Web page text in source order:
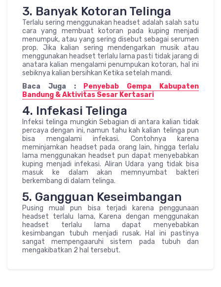
3. Banyak Kotoran Telinga
Terlalu sering menggunakan headset adalah salah satu
cara yang membuat kotoran pada kuping menjadi
menumpuk, atau yang sering disebut sebagai serumen
prop. Jika kalian sering mendengarkan musik atau
menggunakan headset terlalu lama pasti tidak jarang di
anatara kalian mengalami penumpukan kotoran, hal ini
sebiknya kalian bersihkan Ketika setelah mandi.
Baca Juga :
Penyebab Gempa Kabupaten
Bandung & Aktivitas Sesar Kertasari
4. Infekasi Telinga
Infeksi telinga mungkin Sebagian di antara kalian tidak
percaya dengan ini, namun tahu kah kalian telinga pun
bisa mengalami infekasi. Contohnya karena
meminjamkan headset pada orang lain, hingga terlalu
lama menggunakan headset pun dapat menyebabkan
kuping menjadi infekasi. Aliran Udara yang tidak bisa
masuk ke dalam akan memnyumbat bakteri
berkembang di dalam telinga.
5. Gangguan Keseimbangan
Pusing mual pun bisa terjadi karena penggunaan
headset terlalu lama, Karena dengan menggunakan
headset terlalu lama dapat menyebabkan
kesimbangan tubuh menjadi rusak. Hal ini pastinya
sangat mempengaaruhi sistem pada tubuh dan
mengakibatkan 2 hal tersebut.